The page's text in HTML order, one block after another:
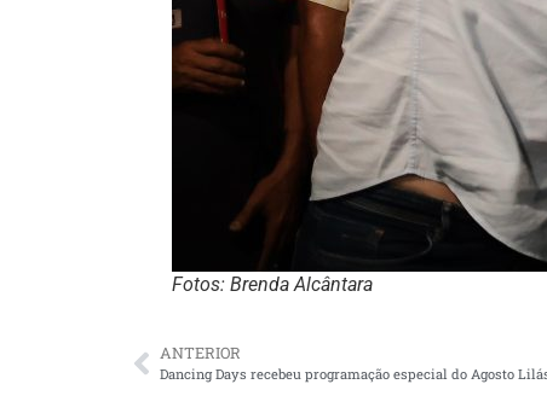
Fotos: Brenda Alcântara
ANTERIOR
Dancing Days recebeu programação especial do Agosto